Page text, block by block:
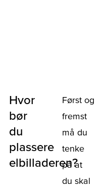
Hvor
bør
du
plassere
elbilladeren?
Først og
fremst
må du
tenke
på at
du skal